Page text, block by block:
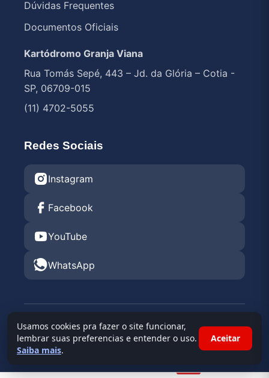
Dúvidas Frequentes
Documentos Oficiais
Kartódromo Granja Viana
Rua Tomás Sepé, 443 – Jd. da Glória – Cotia -
SP, 06709-015
(11) 4702-5055
Redes Sociais
Instagram
Facebook
YouTube
WhatsApp
© 2026 Endurance Rental KGV 2026 •
Granja Viana
Usamos cookies pra fazer o site funcionar,
lembrar suas preferencias e entender o uso.
Saiba mais.
Aceitar